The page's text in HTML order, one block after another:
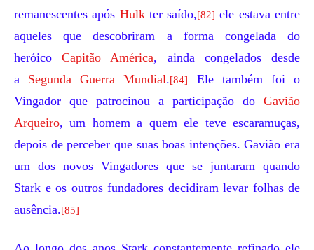
remanescentes após Hulkter saído,[82] ele estava entre
aqueles que descobriram a forma congelada do
heróicoCapitão América, ainda congelados desde
a Segunda Guerra Mundial.[84]
Ele também foi o
Vingador que patrocinou a participação do Gavião
Arqueiro, um homem a quem ele teve escaramuças,
depois de perceber que suas boas intenções. Gavião era
um dos novos Vingadores que se juntaram quando
Stark e os outros fundadores decidiram levar folhas de
ausência.[85]